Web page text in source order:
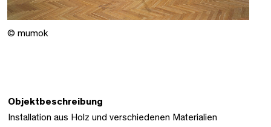
© mumok
Objektbeschreibung
Installation aus Holz und verschiedenen Materialien